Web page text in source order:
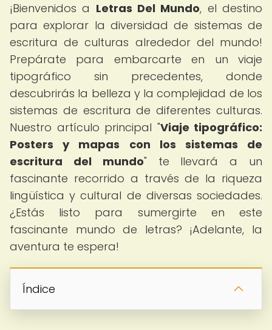
¡Bienvenidos a Letras Del Mundo, el destino
para explorar la diversidad de sistemas de
escritura de culturas alrededor del mundo!
Prepárate para embarcarte en un viaje
tipográfico sin precedentes, donde
descubrirás la belleza y la complejidad de los
sistemas de escritura de diferentes culturas.
Nuestro artículo principal "Viaje tipográfico:
Posters y mapas con los sistemas de
escritura del mundo" te llevará a un
fascinante recorrido a través de la riqueza
lingüística y cultural de diversas sociedades.
¿Estás listo para sumergirte en este
fascinante mundo de letras? ¡Adelante, la
aventura te espera!
Índice